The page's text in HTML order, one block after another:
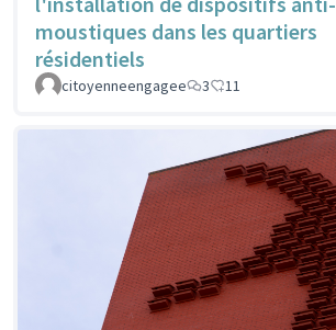
moustiques dans les quartiers
résidentiels
citoyenneengagee 3 11